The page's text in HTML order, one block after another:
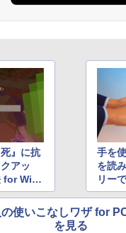
出す プロンプトの言
ズ (はぴーイラスト
￥480
ClaudeCode いちば
非エンジニア 初心者
方 マニュアル AI副業
にもKindle出版にも！
めのAIコーディング
￥99
￥22,980
Amazon Kindle - 目
ない、大きな画面で読
続バッテリー、6イン
書籍リーダー、ブラッ
￥16,980
Kindle Paperwhite シ
ション (32GB) 7イン
るさ自動調整、色調
持続バッテリー、広告
ブラック
』に抗
アッ
for Win
手を
を読
リー
ワザ
の使いこなしワザ for
を見る